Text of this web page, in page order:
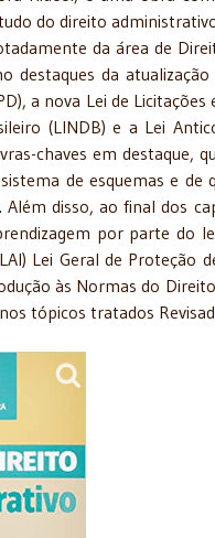
do direito
da área de
destaques da
a nova Lei de
(LINDB) e a Lei
chaves em destaque,
de esquemas e de
disso, ao final dos
por parte do
Lei Geral de Proteção
às Normas do
tópicos tratados